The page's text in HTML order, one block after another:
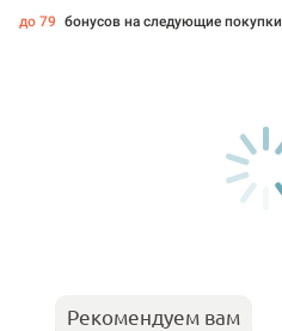
до 79 бонусов на следующие покупки
Рекомендуем вам